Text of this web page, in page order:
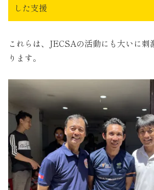
した支援
これらは、JECSAの活動にも大いに刺
ります。